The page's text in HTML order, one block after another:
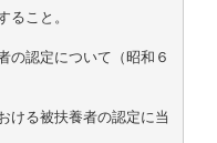
ること。
の認定について（昭和６
ける被扶養者の認定に当